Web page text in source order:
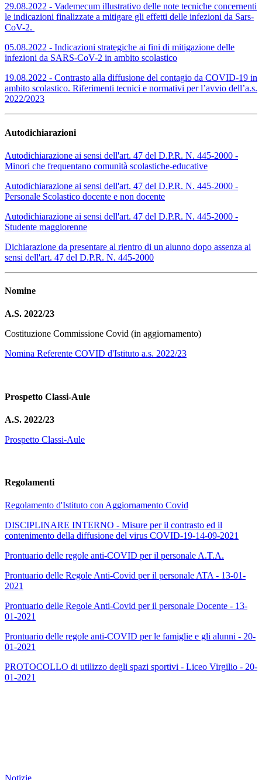
29.08.2022 - Vademecum illustrativo delle note tecniche concernenti
le indicazioni finalizzate a mitigare gli effetti delle infezioni da Sars-
CoV-2.
05.08.2022 - Indicazioni strategiche ai fini di mitigazione delle
infezioni da SARS-CoV-2 in ambito scolastico
19.08.2022 - Contrasto alla diffusione del contagio da COVID-19 in
ambito scolastico. Riferimenti tecnici e normativi per l’avvio dell’a.s.
2022/2023
Autodichiarazioni
Autodichiarazione ai sensi dell'art. 47 del D.P.R. N. 445-2000 -
Minori che frequentano comunità scolastiche-educative
Autodichiarazione ai sensi dell'art. 47 del D.P.R. N. 445-2000 -
Personale Scolastico docente e non docente
Autodichiarazione ai sensi dell'art. 47 del D.P.R. N. 445-2000 -
Studente maggiorenne
Dichiarazione da presentare al rientro di un alunno dopo assenza ai
sensi dell'art. 47 del D.P.R. N. 445-2000
Nomine
A.S. 2022/23
Costituzione Commissione Covid (in aggiornamento)
Nomina Referente COVID d'Istituto a.s. 2022/23
Prospetto Classi-Aule
A.S. 2022/23
Prospetto Classi-Aule
Regolamenti
Regolamento d'Istituto con Aggiornamento Covid
DISCIPLINARE INTERNO - Misure per il contrasto ed il
contenimento della diffusione del virus COVID-19-14-09-2021
Prontuario delle regole anti-COVID per il personale A.T.A.
Prontuario delle Regole Anti-Covid per il personale ATA - 13-01-
2021
Prontuario delle Regole Anti-Covid per il personale Docente - 13-
01-2021
Prontuario delle regole anti-COVID per le famiglie e gli alunni - 20-
01-2021
PROTOCOLLO di utilizzo degli spazi sportivi - Liceo Virgilio - 20-
01-2021